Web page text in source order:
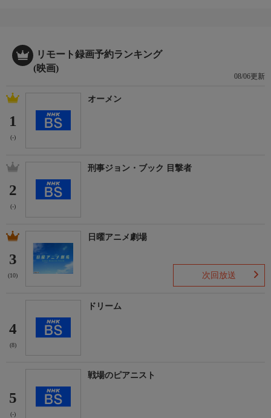
【次回放送】8/6(木) 3:50 プライム
リモート録画予約ランキング
(映画)
08/06更新
1
(-)
オーメン
2
(-)
刑事ジョン・ブック 目撃者
3
(10)
日曜アニメ劇場
次回放送
4
(8)
ドリーム
5
(-)
戦場のピアニスト